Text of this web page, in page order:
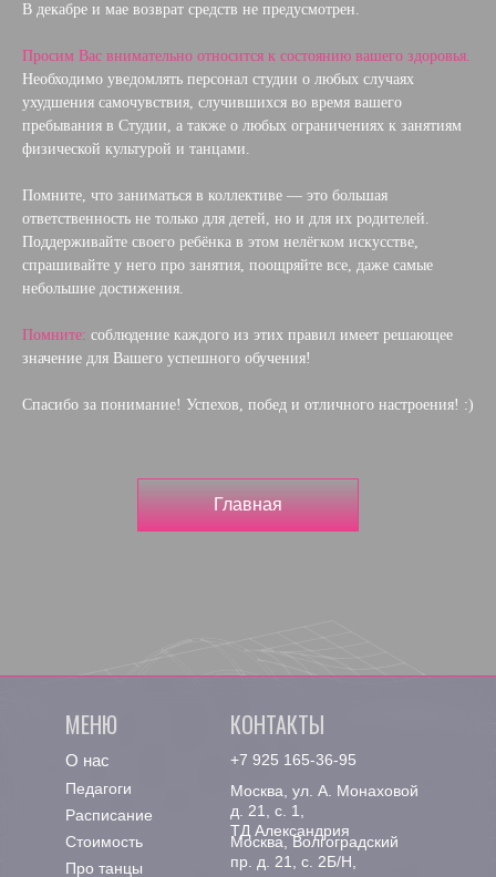
В декабре и мае возврат средств не предусмотрен.
Просим Вас внимательно относится к состоянию вашего здоровья.
Необходимо уведомлять персонал студии о любых случаях
ухудшения самочувствия, случившихся во время вашего
пребывания в Студии, а также о любых ограничениях к занятиям
физической культурой и танцами.
Помните, что заниматься в коллективе — это большая
ответственность не только для детей, но и для их родителей.
Поддерживайте своего ребёнка в этом нелёгком искусстве,
спрашивайте у него про занятия, поощряйте все, даже самые
небольшие достижения.
Помните: соблюдение каждого из этих правил имеет решающее
значение для Вашего успешного обучения!
Спасибо за понимание! Успехов, побед и отличного настроения! :)
Главная
+7 925 165-36-95
Москва, ул. А. Монаховой
д. 21, с. 1,
ТД Александрия
Москва, Волгоградский
пр. д. 21, с. 2Б/Н,
КОНТАКТЫ
О нас
Педагоги
МЕНЮ
Расписание
Про танцы
Стоимость